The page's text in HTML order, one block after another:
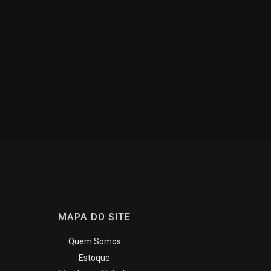
MAPA DO SITE
Quem Somos
Estoque